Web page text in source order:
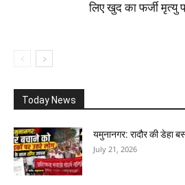
लिए खुद का फर्जी मृत्यु
Today News
यमुनानगर: रादौर की डेहा
July 21, 2026